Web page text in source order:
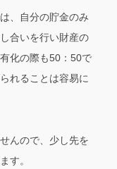
、自分の貯金のみ
合いを行い財産の
化の際も50：50で
れることは容易に
んので、少し先を
す。